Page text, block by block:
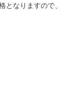
となりますので、